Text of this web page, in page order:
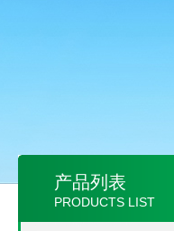
产品列表
PRODUCTS LIST